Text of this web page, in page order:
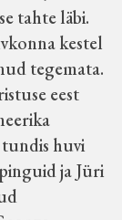
tahte läbi.
kestel
tegemata.
eest
tundis huvi
ja Jüri